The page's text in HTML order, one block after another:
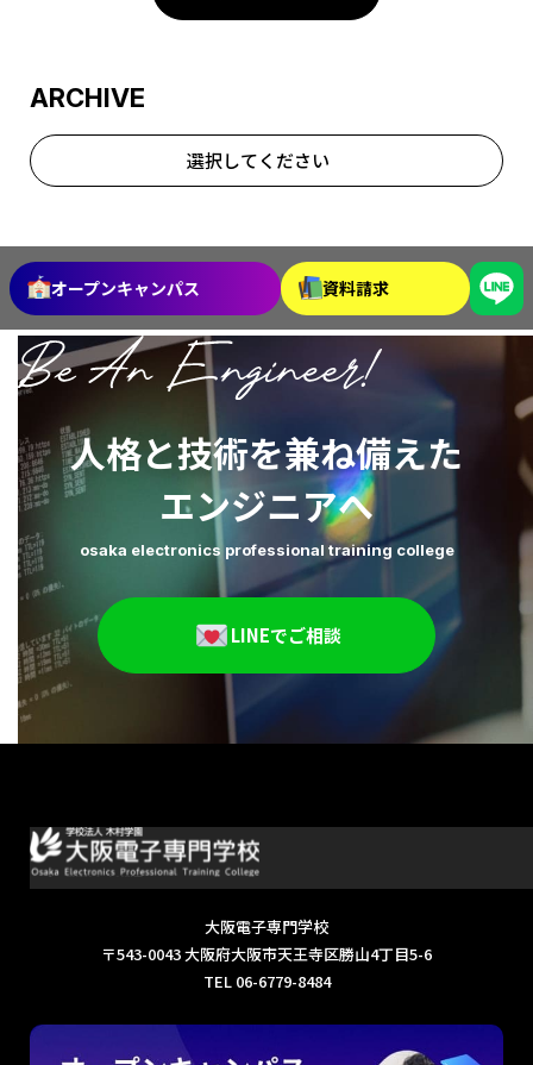
ARCHIVE
選択してください
2026年3月 2026年2月
2026年1月 2025年12月
2025年11月 2025年10月
2025年9月 2025年8月
オープンキャンパス 資料請求
人格と技術を兼ね備えた
エンジニアへ
osaka electronics professional training college
LINEでご相談
大阪電子専門学校
〒543-0043 大阪府大阪市天王寺区勝山4丁目5-6
TEL 06-6779-8484